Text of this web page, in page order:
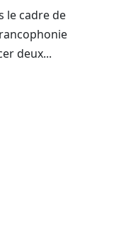
le cadre de
deux...